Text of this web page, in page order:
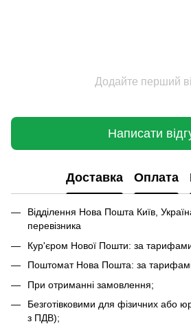
Додайте перший
Написати
Доставка Оплата
Відділення Нова Пошта Київ,
перевізника
Кур'єром Нової Пошти: за тарифами
Поштомат Нова Пошта: за
При отриманні замовлення;
Безготівковими для фізичних або
з ПДВ);